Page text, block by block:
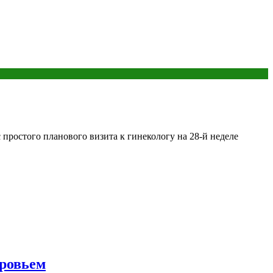
планового визита к гинекологу на 28-й неделе